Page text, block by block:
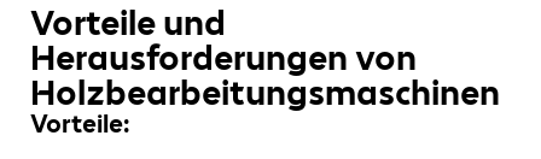
Vorteile und
Herausforderungen von
Holzbearbeitungsmaschinen
Vorteile: